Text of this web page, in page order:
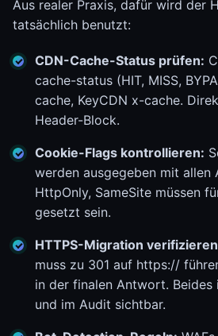
Aus realer Praxis, dafür wird der
tatsächlich benutzt:
CDN-Cache-Status prüfen:
cache-status (HIT, MISS,
cache, KeyCDN x-cache.
Header-Block.
Cookie-Flags kontrollieren:
werden ausgegeben mit allen
HttpOnly, SameSite müssen
gesetzt sein.
HTTPS-Migration
muss zu 301 auf https://
in der finalen Antwort.
und im Audit sichtbar.